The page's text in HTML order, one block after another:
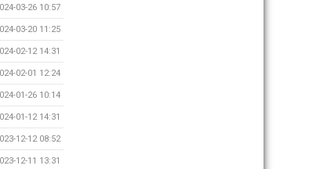
03-26 10:57
03-20 11:25
02-12 14:31
02-01 12:24
01-26 10:14
01-12 14:31
12-12 08:52
12-11 13:31